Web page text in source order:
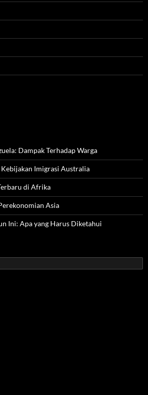
Dampak Terhadap Warga
Imigrasi Australia
di Afrika
Asia
Ini: Apa yang Harus Diketahui